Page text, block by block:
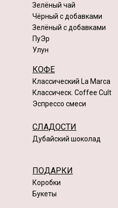
Зелёный чай
Чёрный с добавками
Классическ. Coffee Cult
Зелёный с добавками
ПуЭр
Улун
Классический La Marca
КОФЕ
Эспрессо смеси
СЛАДОСТИ
Дубайский шоколад
ПОДАРКИ
Коробки
Букеты